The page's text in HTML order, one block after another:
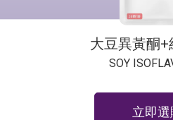
大豆異黃酮+
SOY
立即選